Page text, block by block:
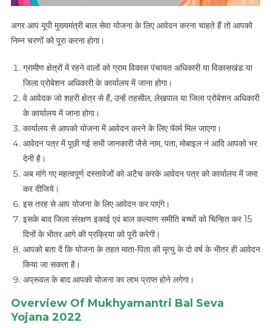
अगर आप यूपी मुख्यमंत्री बाल सेवा योजना के लिए आवेदन करना चाहते हैं तो आपको
निम्न चरणों को पूरा करना होगा।
ग्रामीण क्षेत्रों में रहने वालों को ग्राम विकास पंचायत अधिकारी या विकासखंड या
जिला प्रोबेशन अधिकारी के कार्यालय में जाना होगा।
वे आवेदक जो शहरी क्षेत्र से हैं, उन्हें तहसील, लेखपाल या जिला प्रोबेशन अधिकारी
के कार्यालय में जाना होगा।
कार्यालय से आपको योजना में आवेदन करने के लिए फॅार्म मिल जाएगा।
आवेदन पत्र में पूछी गई सभी जानकारी जैसे नाम, पता, मोबाइल नं आदि आपको भर
देनी है।
अब मांगे गए महत्वपूर्ण दस्तावेजों को अटैच करके आवेदन पत्र को कार्यालय में जमा
कर दीजिये।
इस तरह से आप योजना के लिए आवेदन कर पाएंगे।
इसके बाद जिला संरक्षण इकाई एवं बाल कल्याण समीति बच्चों को चिन्हित कर 15
दिनों के भीतर आगे की प्रक्रिया को पूरी करेगी।
आपको बता दें कि योजना के तहत माता-पिता की मृत्यु के दो वर्ष के भीतर ही आवेदन
किया जा सकता है।
अप्रूवल के बाद आपको योजना का लाभ प्राप्त होने लगेगा।
Overview Of Mukhyamantri Bal Seva
Yojana 2022